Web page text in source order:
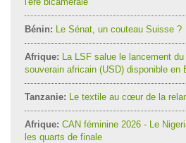
Bénin: Le Sénat, un couteau Suisse ?
Afrique: La LSF salue le lancement
souverain africain (USD) disponible en
Tanzanie: Le textile au cœur de la
Afrique: CAN féminine 2026 - Le
les quarts de finale